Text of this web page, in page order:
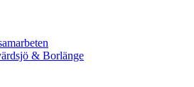
& Borlänge